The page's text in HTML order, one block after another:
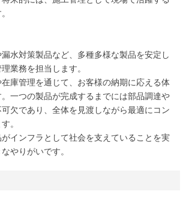
水対策製品など、多種多様な製品を安定し
業務を担当します。
庫管理を通じて、お客様の納期に応える体
一つの製品が完成するまでには部品調達や
欠であり、全体を見渡しながら最適にコン
。
インフラとして社会を支えていることを実
やりがいです。